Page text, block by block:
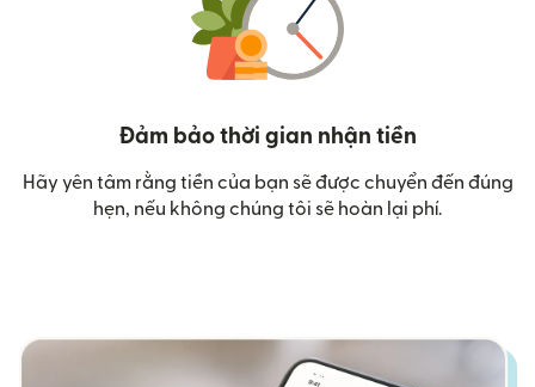
Đảm bảo thời gian nhận tiền
Hãy yên tâm rằng tiền của bạn sẽ được chuyển đến đúng
hẹn, nếu không chúng tôi sẽ hoàn lại phí.